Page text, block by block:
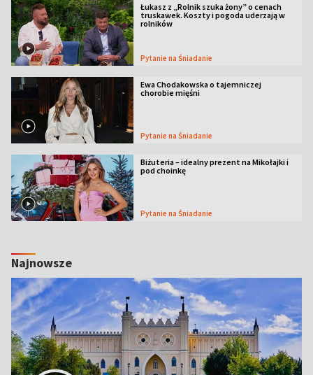
Łukasz z „Rolnik szuka żony” o cenach
truskawek. Koszty i pogoda uderzają w
rolników
Pytanie na Śniadanie
Ewa Chodakowska o tajemniczej
chorobie mięśni
Pytanie na Śniadanie
Biżuteria – idealny prezent na Mikołajki i
pod choinkę
Pytanie na Śniadanie
Najnowsze